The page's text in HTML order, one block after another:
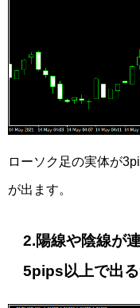
ローソク足の実体が
が出ます。
2.陽線や陰線が
5pips以上で出